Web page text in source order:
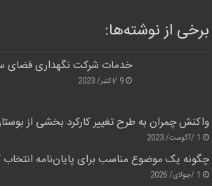
برخی از نوشته‌ها:
خدمات شرکت نگهداری فضای
9 /اکتبر/ 2023
واکنش چمران به طرح تغییر کارکرد بخشی از
1 /آگوست/ 2023
چگونه یک موضوع مناسب برای پایان‌نامه انتخاب
1 /جولای/ 2026